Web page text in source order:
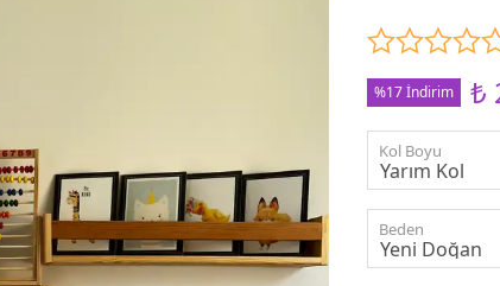
Kuzen
%17 İndirim ₺
Kol Boyu
Beden